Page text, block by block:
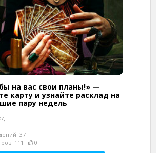
на вас свои планы!» —
карту и узнайте расклад на
пару недель
37
111
0